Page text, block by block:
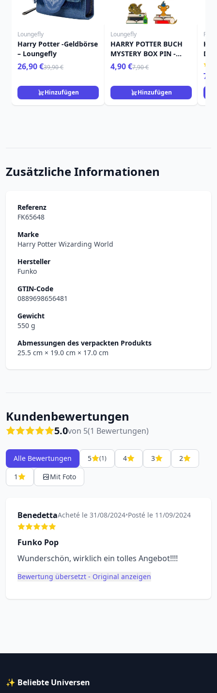
Loungefly
Harry Potter -Geldbörse
– Loungefly
26,90 €39,90 €
Hinzufügen
Loungefly
HARRY POTTER BUCH
MYSTERY BOX PIN -
HARRY POTTER
LOUNGEFLY
4,90 €7,90 €
Hinzufügen
Zusätzliche Informationen
Referenz
FK65648
Marke
Harry Potter Wizarding World
Hersteller
Funko
GTIN-Code
0889698656481
Gewicht
550 g
Abmessungen des verpackten Produkts
25.5 cm × 19.0 cm × 17.0 cm
Kundenbewertungen
5.0von 5(1 Bewertungen)
Alle Bewertungen 5 (1) 4 3
2
1
Mit Foto
BenedettaAcheté le 31/08/2024•Posté le 11/09/2024
Funko Pop
Wunderschön, wirklich ein tolles Angebot!!!!
Bewertung übersetzt - Original anzeigen
✨ Beliebte Universen